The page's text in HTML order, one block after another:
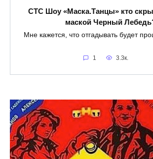
СТС Шоу «Маска.Танцы» кто
маской Черный
Мне кажется, что отгадывать будет
1 3.3к.